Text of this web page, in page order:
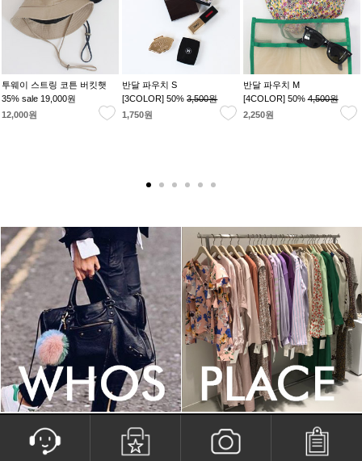
투웨이 스트링 코튼 버킷햇
35% sale 19,000원
12,000원
반달 파우치 S
[3COLOR] 50%3,500원
1,750원
반달 파우치 M
[4COLOR] 50%4,500원
2,250원